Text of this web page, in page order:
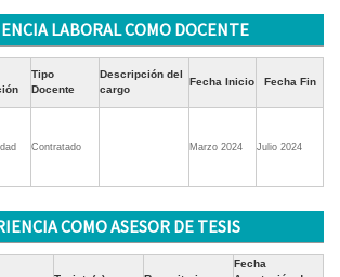
LABORAL COMO DOCENTE
Tipo
Docente
Descripción del
cargo
Fecha Inicio Fecha Fin
Contratado Marzo 2024 Julio 2024
COMO ASESOR DE TESIS
Fecha